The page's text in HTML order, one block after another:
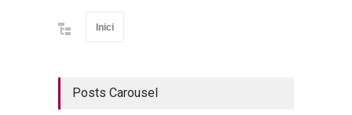
Inici
Posts Carousel